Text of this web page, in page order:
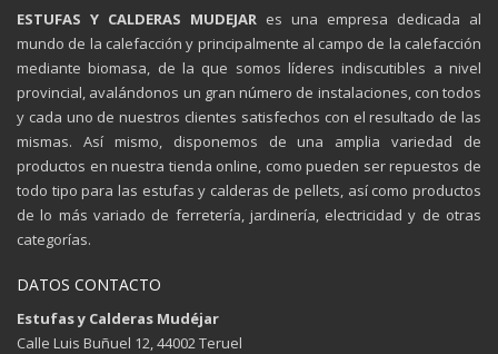
ESTUFAS Y CALDERAS MUDEJAR es una empresa dedicada al
mundo de la calefacción y principalmente al campo de la calefacción
mediante biomasa, de la que somos líderes indiscutibles a nivel
provincial, avalándonos un gran número de instalaciones, con todos
y cada uno de nuestros clientes satisfechos con el resultado de las
mismas. Así mismo, disponemos de una amplia variedad de
productos en nuestra tienda online, como pueden ser repuestos de
todo tipo para las estufas y calderas de pellets, así como productos
de lo más variado de ferretería, jardinería, electricidad y de otras
categorías.
DATOS CONTACTO
Estufas y Calderas Mudéjar
Calle Luis Buñuel 12, 44002 Teruel